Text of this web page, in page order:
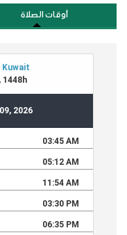
أوقات الصلاة